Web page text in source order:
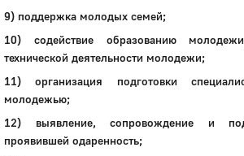
9) поддержка молодых семей;
10) содействие образованию
технической деятельности молодежи;
11) организация подготовки
молодежью;
12) выявление, сопровождение и
проявившей одаренность;